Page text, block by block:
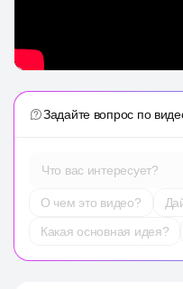
Задайте вопрос по
Что вас интересует?
О чем это видео?
Какая основная идея?